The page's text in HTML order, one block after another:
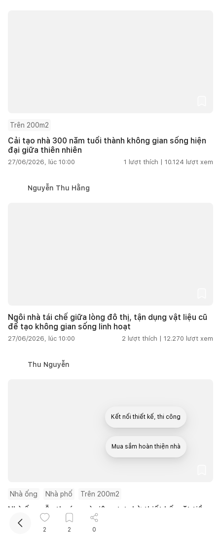
Trên 200m2
Cải tạo nhà 300 năm tuổi thành không gian sống hiện
đại giữa thiên nhiên
27/06/2026, lúc 10:00 1 lượt thích | 10.124 lượt xem
Nguyễn Thu Hằng
Ngôi nhà tái chế giữa lòng đô thị, tận dụng vật liệu cũ
để tạo không gian sống linh hoạt
27/06/2026, lúc 10:00 2 lượt thích | 12.270 lượt xem
Thu Nguyễn
Nhà ống Nhà phố Trên 200m2
Nhà ống vẫn thoáng và riêng tư nhờ thiết kế mặt tiền
đặc rỗng
27/06/2026, lúc 10:00
2 2 0
Kết nối thiết kế, thi công
Mua sắm hoàn thiện nhà